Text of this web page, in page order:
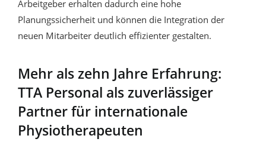
Arbeitgeber erhalten dadurch eine hohe
Planungssicherheit und können die Integration der
neuen Mitarbeiter deutlich effizienter gestalten.
Mehr als zehn Jahre Erfahrung:
TTA Personal als zuverlässiger
Partner für internationale
Physiotherapeuten